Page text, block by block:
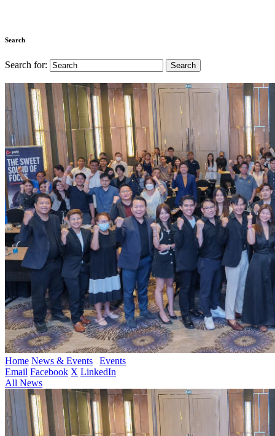
Search
Search for:
Home News & Events
Events
Email Facebook X LinkedIn
All News